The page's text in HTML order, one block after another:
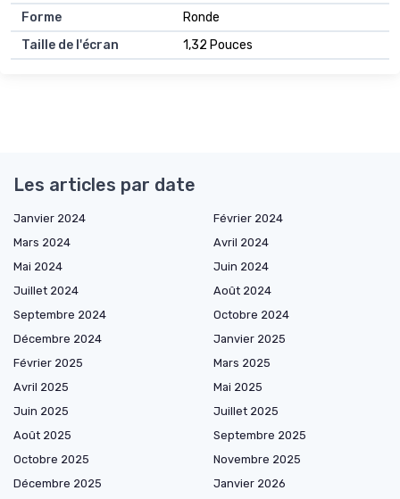
Forme
Ronde
Taille de l'écran
1,32 Pouces
Les articles par date
Janvier 2024
Février 2024
Mars 2024
Avril 2024
Mai 2024
Juin 2024
Juillet 2024
Août 2024
Septembre 2024
Octobre 2024
Décembre 2024
Janvier 2025
Février 2025
Mars 2025
Avril 2025
Mai 2025
Juin 2025
Juillet 2025
Août 2025
Septembre 2025
Octobre 2025
Novembre 2025
Décembre 2025
Janvier 2026